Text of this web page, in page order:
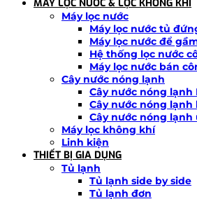
MÁY LỌC NƯỚC & LỌC KHÔNG KHÍ
Máy lọc nước
Máy lọc nước tủ
Máy lọc nước để
Hệ thống lọc nước
Máy lọc nước bán
Cây nước nóng lạnh
Cây nước nóng lạnh
Cây nước nóng
Cây nước nóng lạnh
Máy lọc không khí
Linh kiện
THIẾT BỊ GIA DỤNG
Tủ lạnh
Tủ lạnh side by side
Tủ lạnh đơn